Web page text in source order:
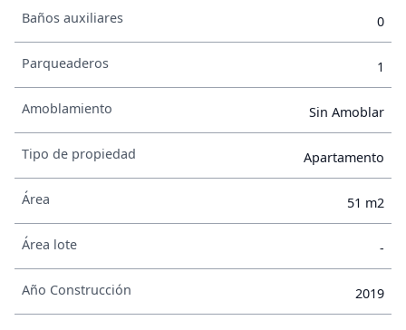
Baños auxiliares 0
Parqueaderos 1
Amoblamiento Sin Amoblar
Tipo de propiedad Apartamento
Área 51 m2
Área lote -
Año Construcción 2019